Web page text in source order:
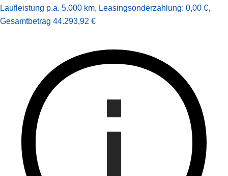
Laufleistung p.a. 5.000 km, Leasingsonderzahlung: 0,00 €,
Gesamt­betrag 44.293,92 €